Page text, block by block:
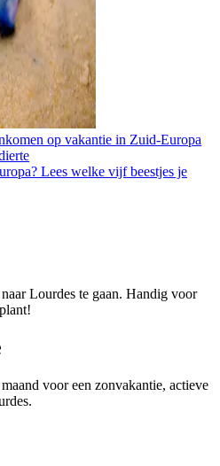
op vakantie in Zuid-Europa
Lees welke vijf beestjes je
Lourdes te gaan. Handig voor
voor een zonvakantie, actieve